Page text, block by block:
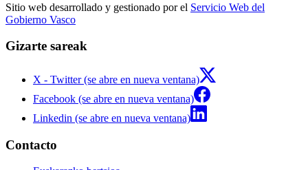
Sitio web desarrollado y gestionado por el Servicio Web del
Gobierno Vasco
Gizarte sareak
X - Twitter (se abre en nueva ventana)
Facebook (se abre en nueva ventana)
Linkedin (se abre en nueva ventana)
Contacto